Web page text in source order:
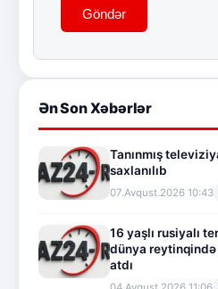
Göndər
Ən Son Xəbərlər
Tanınmış
saxlanılıb
07.Avqust.2026 10:43
16 yaşlı rusiyalı
dünya
atdı